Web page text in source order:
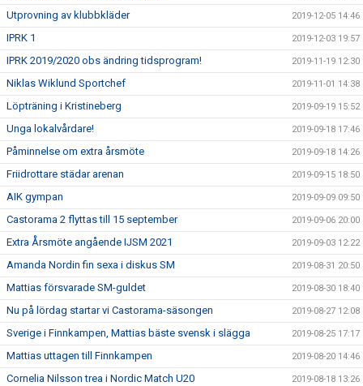
Utprovning av klubbkläder 2019-12-05 14:46
IPRK 1 2019-12-03 19:57
IPRK 2019/2020 obs ändring tidsprogram! 2019-11-19 12:30
Niklas Wiklund Sportchef 2019-11-01 14:38
Löpträning i Kristineberg 2019-09-19 15:52
Unga lokalvårdare! 2019-09-18 17:46
Påminnelse om extra årsmöte 2019-09-18 14:26
Friidrottare städar arenan 2019-09-15 18:50
AIK gympan 2019-09-09 09:50
Castorama 2 flyttas till 15 september 2019-09-06 20:00
Extra Årsmöte angående IJSM 2021 2019-09-03 12:22
Amanda Nordin fin sexa i diskus SM 2019-08-31 20:50
Mattias försvarade SM-guldet 2019-08-30 18:40
Nu på lördag startar vi Castorama-säsongen 2019-08-27 12:08
Sverige i Finnkampen, Mattias bäste svensk i slägga 2019-08-25 17:17
Mattias uttagen till Finnkampen 2019-08-20 14:46
Cornelia Nilsson trea i Nordic Match U20 2019-08-18 13:26